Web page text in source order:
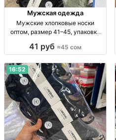
Мужская одежда
Мужские хлопковые носки
оптом, размер 41–45, упаковка
41–45, уп. 10 шт., опт.
41 руб ≈45 сом
16:52